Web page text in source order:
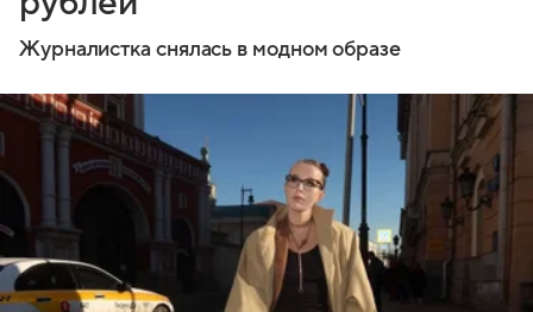
Журналистка снялась в модном образе